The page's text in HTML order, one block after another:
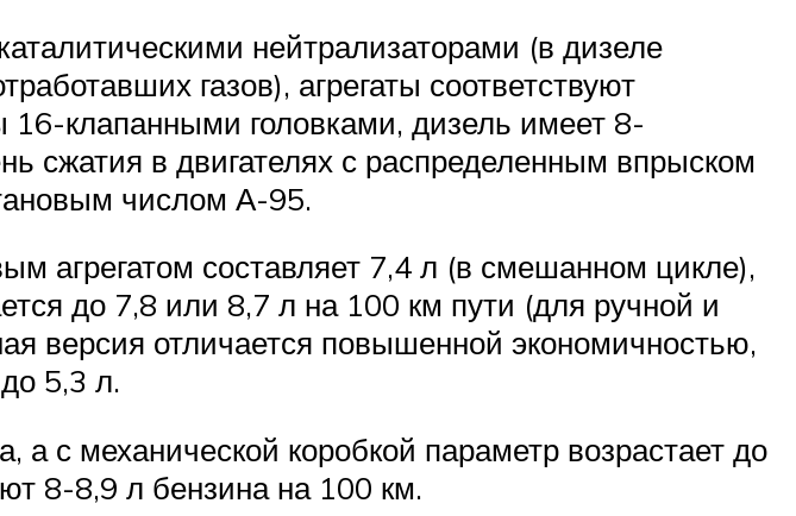
нейтрализаторами (в дизеле
газов), агрегаты соответствуют
клапанными головками, дизель имеет 8-
сжатия в двигателях с распределенным впрыском
числом А-95.
агрегатом составляет 7,4 л (в смешанном цикле),
до 7,8 или 8,7 л на 100 км пути (для ручной и
версия отличается повышенной экономичностью,
5,3 л.
а с механической коробкой параметр возрастает до
8-8,9 л бензина на 100 км.